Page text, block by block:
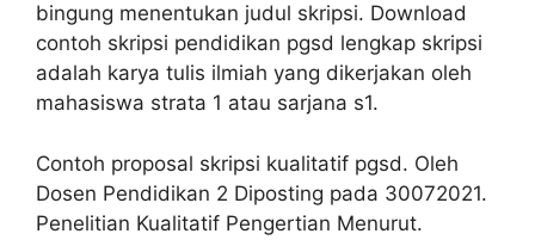
bingung menentukan judul skripsi. Download
contoh skripsi pendidikan pgsd lengkap skripsi
adalah karya tulis ilmiah yang dikerjakan oleh
mahasiswa strata 1 atau sarjana s1.
Contoh proposal skripsi kualitatif pgsd. Oleh
Dosen Pendidikan 2 Diposting pada 30072021.
Penelitian Kualitatif Pengertian Menurut.